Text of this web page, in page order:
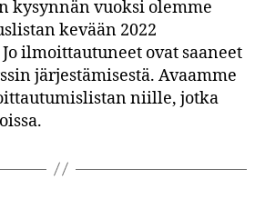
kysynnän vuoksi olemme
kevään 2022
ilmoittautuneet ovat saaneet
järjestämisestä. Avaamme
niille, jotka